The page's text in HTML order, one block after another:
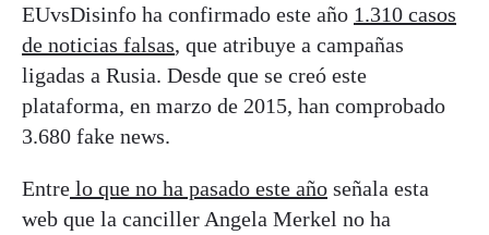
EUvsDisinfo ha confirmado este año 1.310 casos
de noticias falsas, que atribuye a campañas
ligadas a Rusia. Desde que se creó este
plataforma, en marzo de 2015, han comprobado
3.680 fake news.
Entre lo que no ha pasado este año señala esta
web que la canciller Angela Merkel no ha